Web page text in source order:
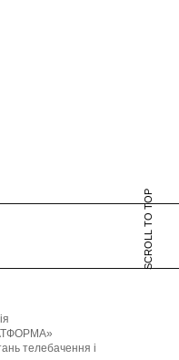
SCROLL TO TOP
телебачення і